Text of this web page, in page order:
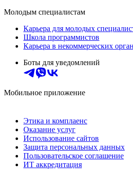
Молодым специалистам
Карьера для молодых
Школа программистов
Карьера в некоммерческих
Боты для уведомлений
Мобильное приложение
Этика и комплаенс
Оказание услуг
Использование сайтов
Защита персональных данных
Пользовательское соглашение
ИТ аккредитация